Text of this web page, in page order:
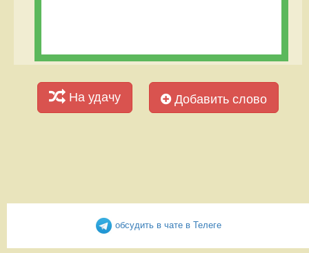
На удачу Добавить слово
обсудить в чате в Телеге